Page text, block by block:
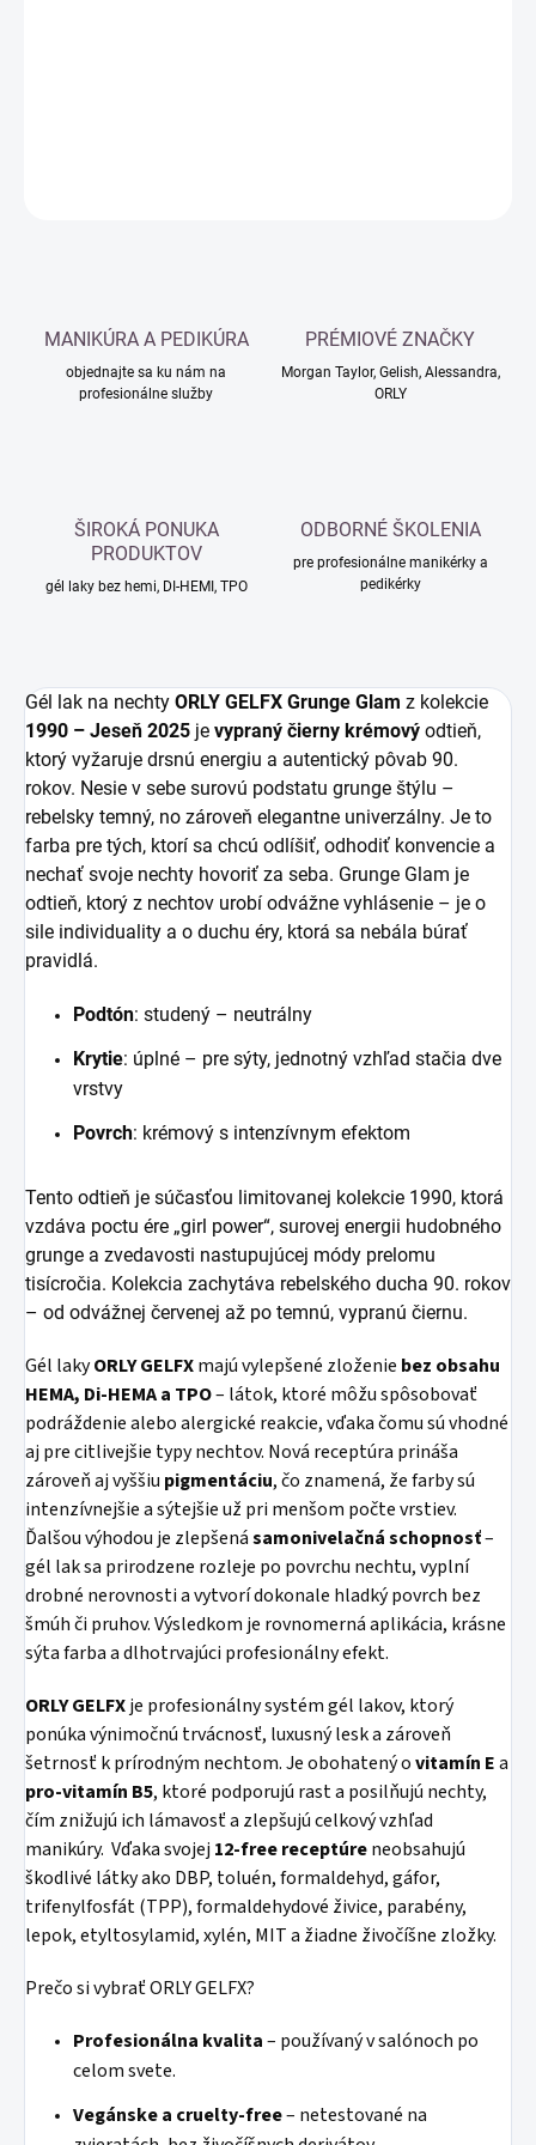
MANIKÚRA A PEDIKÚRA
objednajte sa ku nám na
profesionálne služby
PRÉMIOVÉ ZNAČKY
Morgan Taylor, Gelish, Alessandra,
ORLY
ŠIROKÁ PONUKA
PRODUKTOV
gél laky bez hemi, DI-HEMI, TPO
ODBORNÉ ŠKOLENIA
pre profesionálne manikérky a
pedikérky
Gél lak na nechty ORLY GELFX Grunge Glam z kolekcie
1990 – Jeseň 2025 je vypraný čierny krémový odtieň,
ktorý vyžaruje drsnú energiu a autentický pôvab 90.
rokov. Nesie v sebe surovú podstatu grunge štýlu –
rebelsky temný, no zároveň elegantne univerzálny. Je to
farba pre tých, ktorí sa chcú odlíšiť, odhodiť konvencie a
nechať svoje nechty hovoriť za seba. Grunge Glam je
odtieň, ktorý z nechtov urobí odvážne vyhlásenie – je o
sile individuality a o duchu éry, ktorá sa nebála búrať
pravidlá.
Podtón: studený – neutrálny
Krytie: úplné – pre sýty, jednotný vzhľad stačia dve
vrstvy
Povrch: krémový s intenzívnym efektom
Tento odtieň je súčasťou limitovanej kolekcie 1990, ktorá
vzdáva poctu ére „girl power“, surovej energii hudobného
grunge a zvedavosti nastupujúcej módy prelomu
tisícročia. Kolekcia zachytáva rebelského ducha 90. rokov
– od odvážnej červenej až po temnú, vypranú čiernu.
Gél lakyORLY GELFXmajú vylepšené zloženie bez obsahu
HEMA, Di-HEMA a TPO– látok, ktoré môžu spôsobovať
podráždenie alebo alergické reakcie, vďaka čomu sú vhodné
aj pre citlivejšie typy nechtov. Nová receptúra prináša
zároveň aj vyššiu pigmentáciu, čo znamená, že farby sú
intenzívnejšie a sýtejšie už pri menšom počte vrstiev.
Ďalšou výhodou je zlepšenásamonivelačná schopnosť–
gél lak sa prirodzene rozleje po povrchu nechtu, vyplní
drobné nerovnosti a vytvorí dokonale hladký povrch bez
šmúh či pruhov. Výsledkom je rovnomerná aplikácia, krásne
sýta farba a dlhotrvajúci profesionálny efekt.
ORLY GELFXje profesionálny systém gél lakov, ktorý
ponúka výnimočnú trvácnosť, luxusný lesk a zároveň
šetrnosť k prírodným nechtom. Je obohatený ovitamín Ea
pro-vitamín B5, ktoré podporujú rast a posilňujú nechty,
čím znižujú ich lámavosť a zlepšujú celkový vzhľad
manikúry. Vďaka svojej 12-free receptúreneobsahujú
škodlivé látky ako DBP, toluén, formaldehyd, gáfor,
trifenylfosfát (TPP), formaldehydové živice, parabény,
lepok, etyltosylamid, xylén, MIT a žiadne živočíšne zložky.
Prečo si vybrať ORLY GELFX?
Profesionálna kvalita– používaný v salónoch po
celom svete.
Vegánske a cruelty-free– netestované na